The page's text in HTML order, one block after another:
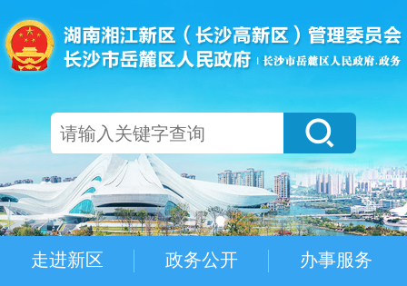
走进新区 政务公开 办事服务